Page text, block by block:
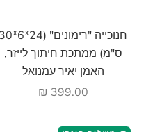
הוסף לעגלה
חנוכייה "רימונים" (24*6*30
ס"מ) ממתכת חיתוך לייזר,
האמן יאיר עמנואל
מחיר מבצע
399.00 ₪